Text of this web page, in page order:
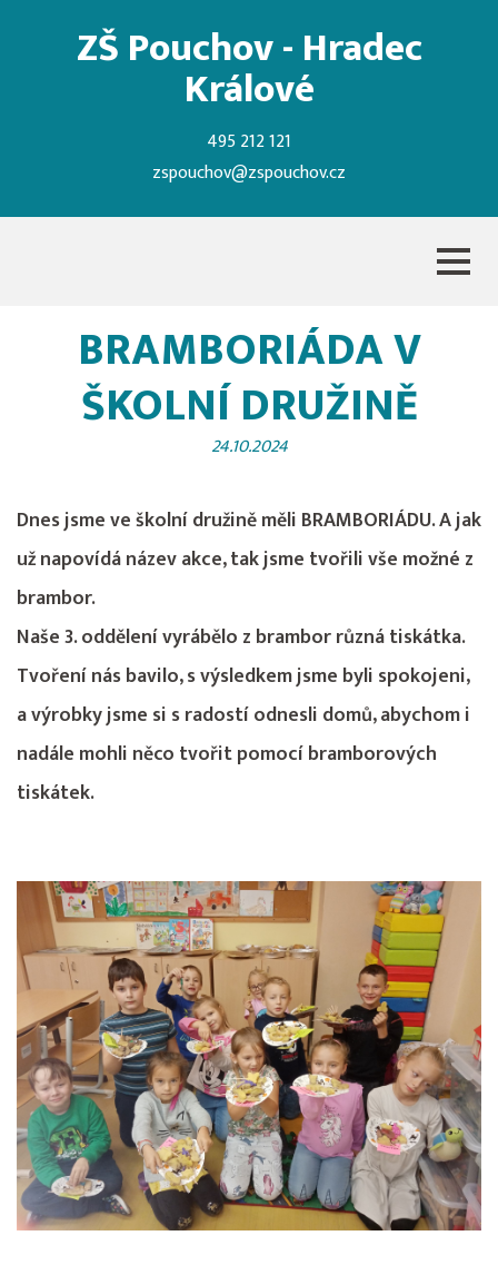
ZŠ Pouchov - Hradec
Králové
495 212 121
zspouchov@zspouchov.cz
BRAMBORIÁDA V
ŠKOLNÍ DRUŽINĚ
24.10.2024
Dnes jsme ve školní družině měli BRAMBORIÁDU. A jak
už napovídá název akce, tak jsme tvořili vše možné z
brambor.
Naše 3. oddělení vyrábělo z brambor různá tiskátka.
Tvoření nás bavilo, s výsledkem jsme byli spokojeni,
a výrobky jsme si s radostí odnesli domů, abychom i
nadále mohli něco tvořit pomocí bramborových
tiskátek.